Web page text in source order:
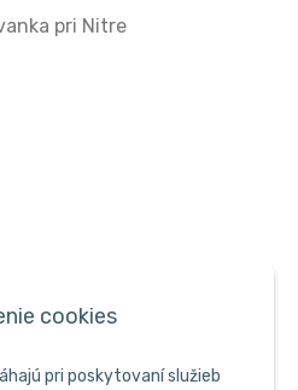
cookies
pri poskytovaní služieb
pri Nitre